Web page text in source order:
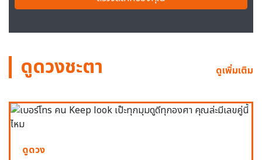
ดูดวงชะตา ดูเพิ่มเติม
ดูดวง